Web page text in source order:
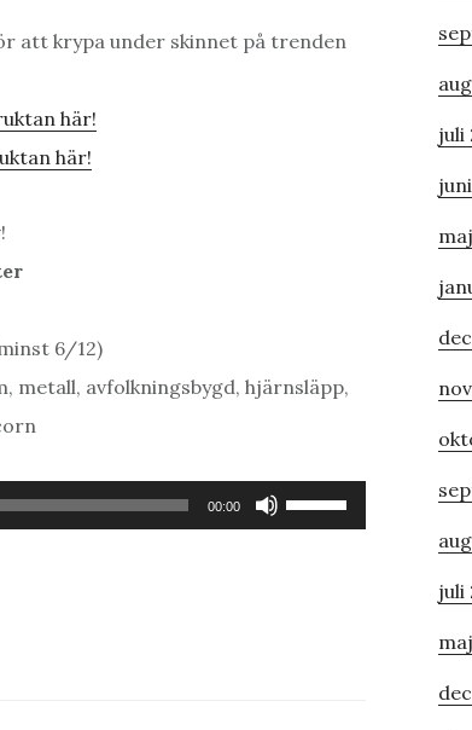
att krypa under skinnet på trenden
här!
här!
6/12)
avfolkningsbygd, hjärnsläpp,
00:00
Använd
juli
juli